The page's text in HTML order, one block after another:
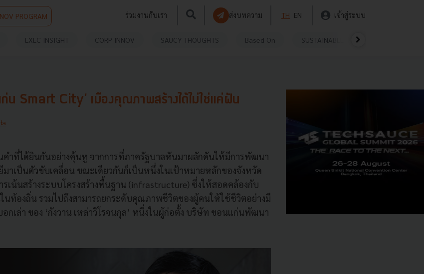
PROGRAM ร่วมงานกับเรา ส่งบทความ TH EN เข้าสู่ระบบ
EXEC INSIGHT CORP INNOV SAUCY THOUGHTS Based On SUSTAINABLE
น Smart City' เมืองคุณภาพสร้างได้ไม่ใช่แค่ฝัน
คำที่ได้ยินกันอย่างคุ้นหู จากการที่ภาครัฐบาลหันมาผลักดันให้มีการพัฒนา
ยีมาเป็นตัวขับเคลื่อน ขณะเดียวกันก็เป็นหนึ่งในเป้าหมายหลักของจังหวัด
เน้นสร้างระบบโครงสร้างพื้นฐาน (infrastructure) ซึ่งให้สอดคล้องกับ
นท้องถิ่น รวมไปถึงสามารถยกระดับคุณภาพชีวิตของผู้คนให้ใช้ชีวิตอย่างมี
กเล่า ของ ‘กังวาน เหล่าวิโรจนกุล’ หนึ่งในผู้ก่อตั้ง บริษัท ขอนแก่นพัฒนา